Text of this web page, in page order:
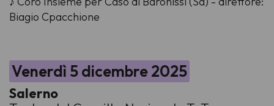
Biagio Cpacchione
Venerdì 5 dicembre 2025
Salerno